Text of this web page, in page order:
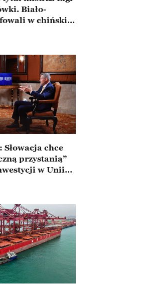
Biało-
w chińskim
chce
przystanią”
w Unii